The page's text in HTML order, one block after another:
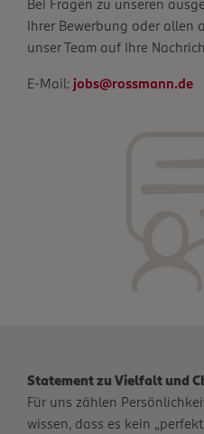
Bei Fragen zu unseren
Ihrer Bewerbung oder allen
unser Team auf Ihre
E-Mail: jobs@rossmann.de
Statement zu Vielfalt und
Für uns zählen
wissen, dass es kein